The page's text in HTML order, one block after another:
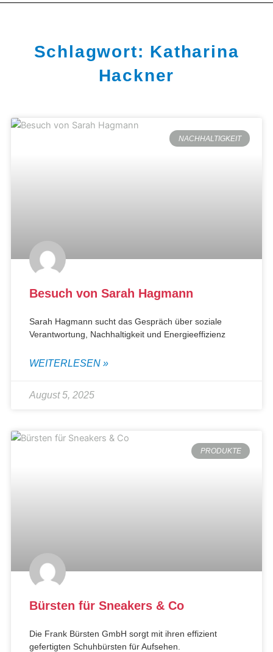
Schlagwort: Katharina
Hackner
NACHHALTIGKEIT
Besuch von Sarah Hagmann
Sarah Hagmann sucht das Gespräch über soziale
Verantwortung, Nachhaltigkeit und Energieeffizienz
WEITERLESEN »
August 5, 2025
PRODUKTE
Bürsten für Sneakers & Co
Die Frank Bürsten GmbH sorgt mit ihren effizient
gefertigten Schuhbürsten für Aufsehen.